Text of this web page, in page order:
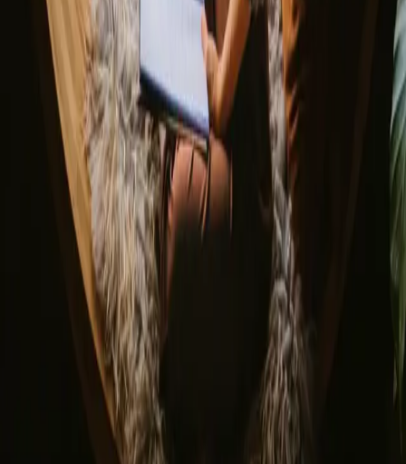
© 2026 Campanyon AS. All rights reserved.
Vilkår og betingelser
Privatlivspolitik
Sikker betaling